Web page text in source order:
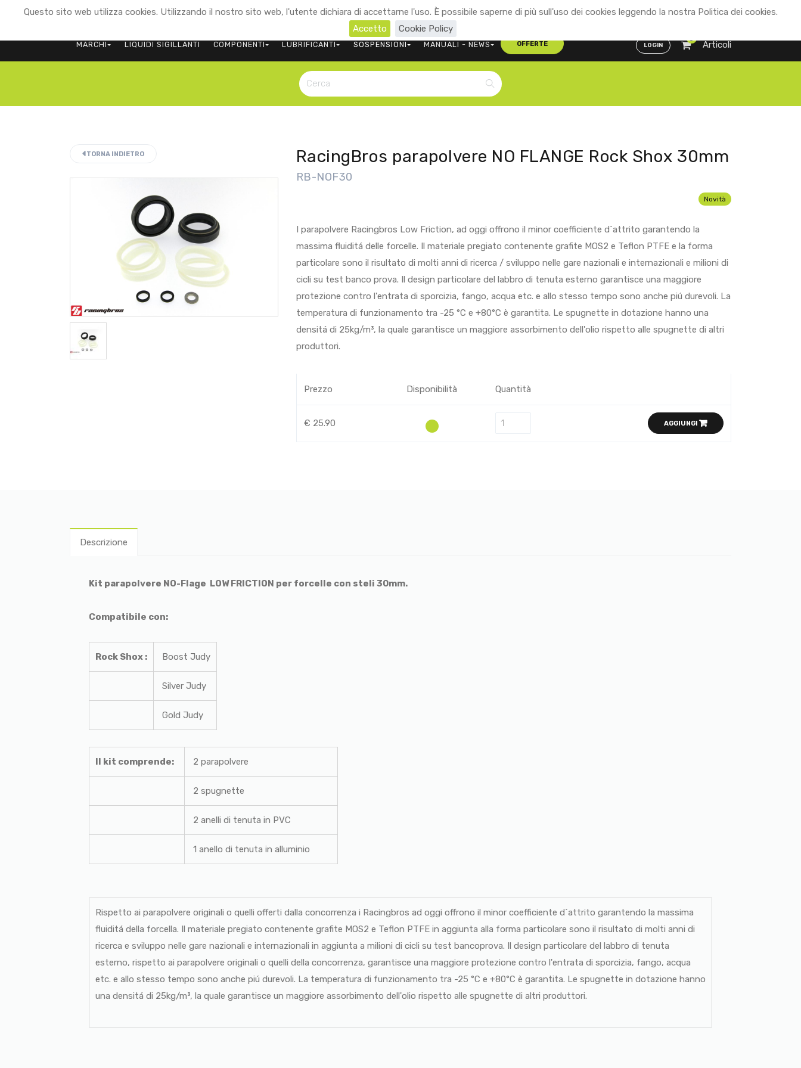
Questo sito web utilizza cookies. Utilizzando il nostro sito web, l'utente dichiara di accettarne l'uso. È possibile saperne di più sull'uso dei cookies leggendo la nostra Politica dei cookies.
Accetto
Cookie Policy
+39 0473 563107 CONTATTACI Distributori ENG ITA
MARCHI LIQUIDI SIGILLANTI COMPONENTI LUBRIFICANTI SOSPENSIONI MANUALI - NEWS OFFERTE LOGIN
0
Articoli
TORNA INDIETRO RacingBros parapolvere NO FLANGE Rock Shox 30mm
RB-NOF30
Novità
I parapolvere Racingbros Low Friction, ad oggi offrono il minor coefficiente d´attrito garantendo la
massima fluiditá delle forcelle. Il materiale pregiato contenente grafite MOS2 e Teflon PTFE e la forma
particolare sono il risultato di molti anni di ricerca / sviluppo nelle gare nazionali e internazionali e milioni di
cicli su test banco prova. Il design particolare del labbro di tenuta esterno garantisce una maggiore
protezione contro l'entrata di sporcizia, fango, acqua etc. e allo stesso tempo sono anche piú durevoli. La
temperatura di funzionamento tra -25 °C e +80°C è garantita. Le spugnette in dotazione hanno una
densitá di 25kg/m³, la quale garantisce un maggiore assorbimento dell'olio rispetto alle spugnette di altri
produttori.
Prezzo Disponibilità Quantità
€ 25.90 AGGIUNGI
Descrizione
Kit parapolvere NO-Flage LOW FRICTION per forcelle con steli 30mm.
Compatibile con:
Rock Shox : Boost Judy
Silver Judy
Gold Judy
Il kit comprende: 2 parapolvere
2 spugnette
2 anelli di tenuta in PVC
1 anello di tenuta in alluminio
Rispetto ai parapolvere originali o quelli offerti dalla concorrenza i Racingbros ad oggi offrono il minor coefficiente d´attrito garantendo la massima
fluiditá della forcella. Il materiale pregiato contenente grafite MOS2 e Teflon PTFE in aggiunta alla forma particolare sono il risultato di molti anni di
ricerca e sviluppo nelle gare nazionali e internazionali in aggiunta a milioni di cicli su test bancoprova. Il design particolare del labbro di tenuta
esterno, rispetto ai parapolvere originali o quelli della concorrenza, garantisce una maggiore protezione contro l'entrata di sporcizia, fango, acqua
etc. e allo stesso tempo sono anche piú durevoli. La temperatura di funzionamento tra -25 °C e +80°C è garantita. Le spugnette in dotazione hanno
una densitá di 25kg/m³, la quale garantisce un maggiore assorbimento dell'olio rispetto alle spugnette di altri produttori.